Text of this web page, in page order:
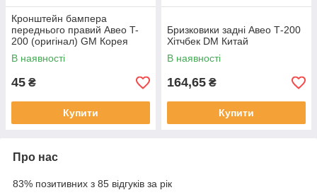
Кронштейн бампера
переднього правий Авео T-
200 (оригінал) GM Корея
В наявності
45 ₴
Купити
Бризковики задні Авео Т-200
Хітчбек DM Китай
В наявності
164,65 ₴
Купити
Про нас
83% позитивних з 85 відгуків за рік